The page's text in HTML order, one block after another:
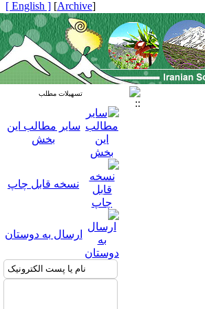
[
Archive
]
[ English ]
تسهیلات مطلب
سایر مطالب این
بخش
نسخه قابل چاپ
ارسال به دوستان